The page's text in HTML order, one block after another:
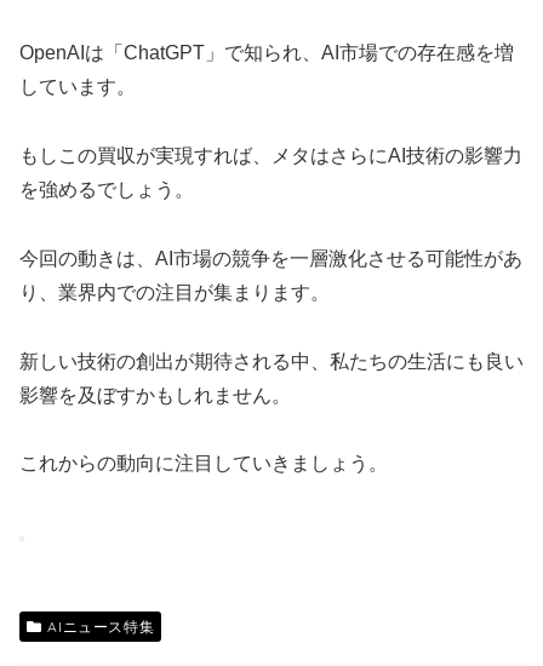
OpenAIは「ChatGPT」で知られ、AI市場での存在感を増
しています。
もしこの買収が実現すれば、メタはさらにAI技術の影響力
を強めるでしょう。
今回の動きは、AI市場の競争を一層激化させる可能性があ
り、業界内での注目が集まります。
新しい技術の創出が期待される中、私たちの生活にも良い
影響を及ぼすかもしれません。
これからの動向に注目していきましょう。
AIニュース特集